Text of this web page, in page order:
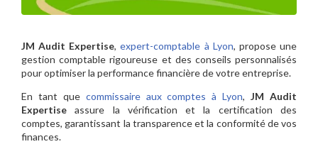
JM Audit Expertise,expert-comptable à Lyon, propose une
gestion comptable rigoureuse et des conseils personnalisés
pour optimiser la performance financière de votre entreprise.
En tant que commissaire aux comptes à Lyon,JM Audit
Expertise assure la vérification et la certification des
comptes, garantissant la transparence et la conformité de vos
finances.